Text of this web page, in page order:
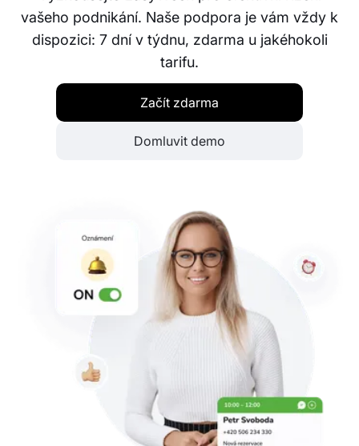
vašeho podnikání. Naše podpora je vám vždy k
dispozici: 7 dní v týdnu, zdarma u jakéhokoli
tarifu.
Začít zdarma
Domluvit demo